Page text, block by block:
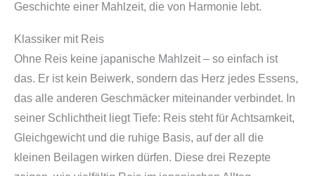
Geschichte einer Mahlzeit, die von Harmonie lebt.
Klassiker mit Reis
Ohne Reis keine japanische Mahlzeit – so einfach ist
das. Er ist kein Beiwerk, sondern das Herz jedes Essens,
das alle anderen Geschmäcker miteinander verbindet. In
seiner Schlichtheit liegt Tiefe: Reis steht für Achtsamkeit,
Gleichgewicht und die ruhige Basis, auf der all die
kleinen Beilagen wirken dürfen. Diese drei Rezepte